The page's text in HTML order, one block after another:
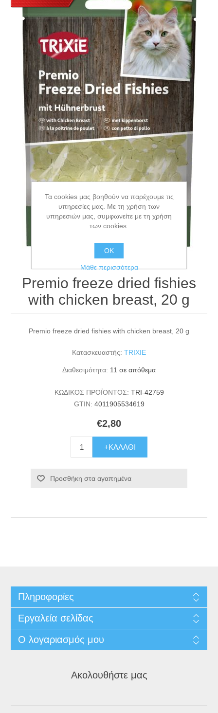
Premio freeze dried fishies
with chicken breast, 20 g
Premio freeze dried fishies with chicken breast, 20 g
Κατασκευαστής: TRIXIE
Διαθεσιμότητα: 11 σε απόθεμα
ΚΩΔΙΚΟΣ ΠΡΟΪΟΝΤΟΣ: TRI-42759
GTIN: 4011905534619
€2,80
+ΚΑΛΆΘΙ
Προσθήκη στα αγαπημένα
Πληροφορίες
Εργαλεία σελίδας
Ο λογαριασμός μου
Ακολουθήστε μας
Τα cookies μας βοηθούν να παρέχουμε τις
υπηρεσίες μας. Με τη χρήση των
υπηρεσιών μας, συμφωνείτε με τη χρήση
των cookies.
ΟΚ
Μάθε περισσότερα